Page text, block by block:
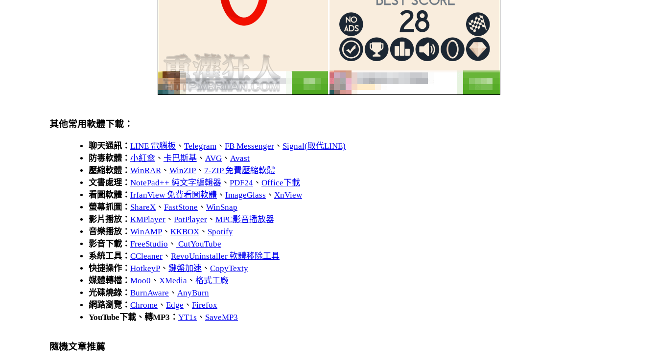
其他常用軟體下載：
聊天通訊： LINE 電腦板 、 Telegram、 FB Messenger、 Signal(取代LINE)
防毒軟體： 小紅傘 、 卡巴斯基、 AVG、 Avast
壓縮軟體： WinRAR、 WinZIP、 7-ZIP 免費壓縮軟體
文書處理： NotePad++ 純文字編輯器、 PDF24、 Office下載
看圖軟體： IrfanView 免費看圖軟體、 ImageGlass 、 XnView
螢幕抓圖： ShareX、 FastStone 、 WinSnap
影片播放： KMPlayer、 PotPlayer、 MPC影音播放器
音樂播放： WinAMP、 KKBOX、 Spotify
影音下載： FreeStudio 、 CutYouTube
系統工具： CCleaner、 RevoUninstaller 軟體移除工具
快捷操作： HotkeyP、 鍵盤加速、 CopyTexty
媒體轉檔： Moo0 、 XMedia、 格式工廠
光碟燒錄： BurnAware 、 AnyBurn
網路瀏覽： Chrome 、 Edge 、 Firefox
YouTube下載、轉MP3： YT1s 、 SaveMP3
隨機文章推薦